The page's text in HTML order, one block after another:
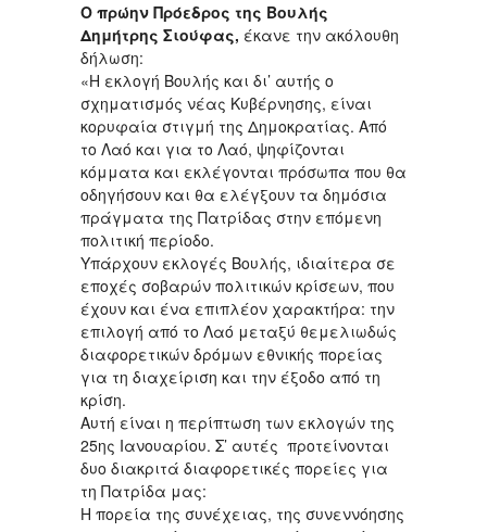
Ο πρώην Πρόεδρος της Βουλής
Δημήτρης Σιούφας, έκανε την ακόλουθη
δήλωση:
«Η εκλογή Βουλής και δι’ αυτής ο
σχηματισμός νέας Κυβέρνησης, είναι
κορυφαία στιγμή της Δημοκρατίας. Από
το Λαό και για το Λαό, ψηφίζονται
κόμματα και εκλέγονται πρόσωπα που θα
οδηγήσουν και θα ελέγξουν τα δημόσια
πράγματα της Πατρίδας στην επόμενη
πολιτική περίοδο.
Υπάρχουν εκλογές Βουλής, ιδιαίτερα σε
εποχές σοβαρών πολιτικών κρίσεων, που
έχουν και ένα επιπλέον χαρακτήρα: την
επιλογή από το Λαό μεταξύ θεμελιωδώς
διαφορετικών δρόμων εθνικής πορείας
για τη διαχείριση και την έξοδο από τη
κρίση.
Αυτή είναι η περίπτωση των εκλογών της
25ης Ιανουαρίου. Σ’ αυτές προτείνονται
δυο διακριτά διαφορετικές πορείες για
τη Πατρίδα μας:
Η πορεία της συνέχειας, της συνεννόησης